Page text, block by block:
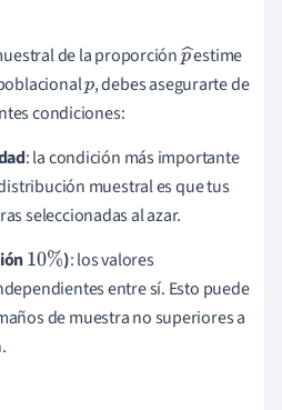
de la proporciónp
^
estime
p, debes asegurarte de
condiciones:
: la condición más importante
muestral es que tus
seleccionadas al azar.
10% ): los valores
entre sí. Esto puede
de muestra no superiores a